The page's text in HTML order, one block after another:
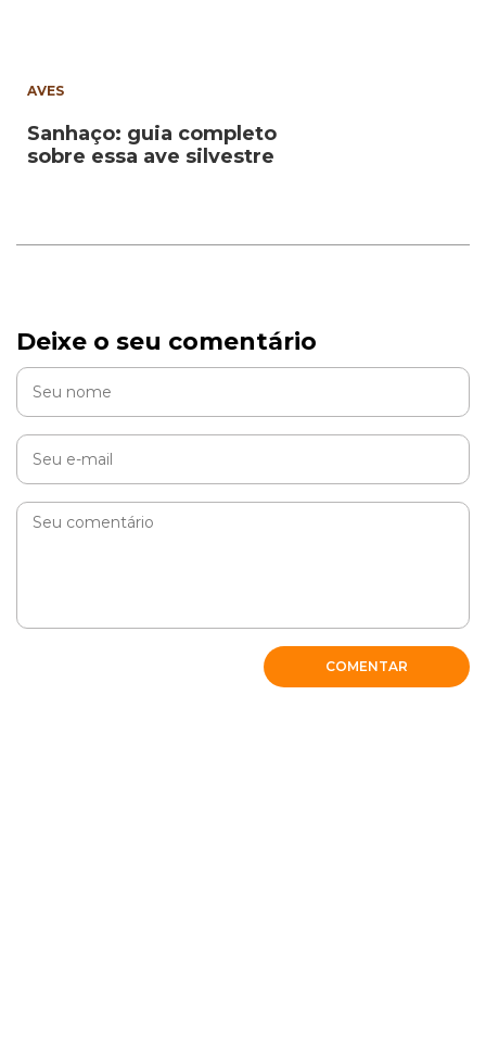
AVES
Sanhaço: guia completo
sobre essa ave silvestre
Deixe o seu comentário
COMENTAR